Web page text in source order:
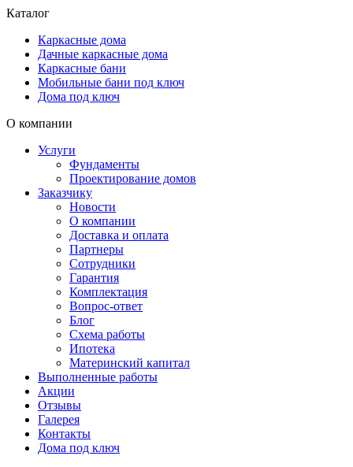
Каталог
Каркасные дома
Дачные каркасные дома
Каркасные бани
Мобильные бани под ключ
Дома под ключ
О компании
Услуги
Фундаменты
Проектирование домов
Заказчику
Новости
О компании
Доставка и оплата
Партнеры
Сотрудники
Гарантия
Комплектация
Вопрос-ответ
Блог
Схема работы
Ипотека
Материнский капитал
Выполненные работы
Акции
Отзывы
Галерея
Контакты
Дома под ключ